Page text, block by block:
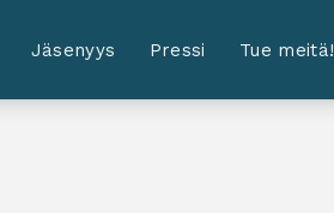
Jäsenyys Pressi Tue meitä!